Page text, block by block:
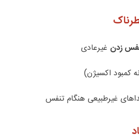
زدن غیرعادی
کمبود اکسیژن)
غیرطبیعی هنگام تنفس